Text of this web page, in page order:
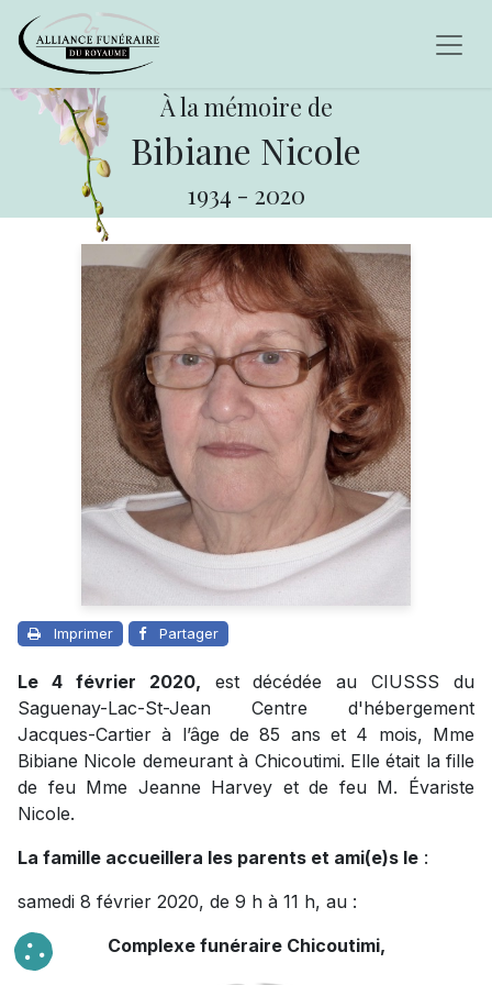
À la mémoire de
Bibiane Nicole
1934 - 2020
Imprimer Partager
Le 4 février 2020, est décédée au CIUSSS du
Saguenay-Lac-St-Jean Centre d'hébergement
Jacques-Cartier à l’âge de 85 ans et 4 mois, Mme
Bibiane Nicole demeurant à Chicoutimi. Elle était la fille
de feu Mme Jeanne Harvey et de feu M. Évariste
Nicole.
La famille accueillera les parents et ami(e)s le :
samedi 8 février 2020, de 9 h à 11 h, au :
Complexe funéraire Chicoutimi,